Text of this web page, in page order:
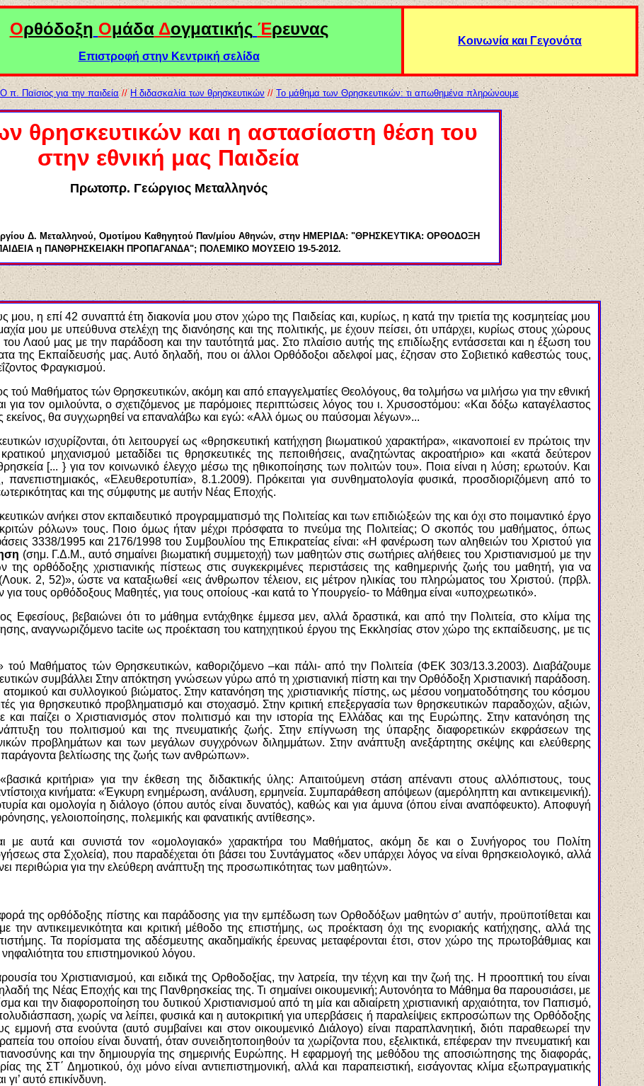
Ορθόδοξη ΟμάδαΔογματικής Έρευνας
Επιστροφή στην Κεντρική σελίδα
Κοινωνία και Γεγονότα
Ο π. Παϊσιος για την παιδεία // Η διδασκαλία των θρησκευτικών // Το μάθημα των Θρησκευτικών: τι απωθημένα πληρώνουμε
θρησκευτικών και η αστασίαστη θέση του
στην εθνική μας Παιδεία
Πρωτοπρ. Γεώργιος Μεταλληνός
Δ. Μεταλληνού, Ομοτίμου Καθηγητού Παν/μίου Αθηνών, στην ΗΜΕΡΙΔΑ: "ΘΡΗΣΚΕΥΤΙΚΑ: ΟΡΘΟΔΟΞΗ
η ΠΑΝΘΡΗΣΚΕΙΑΚΗ ΠΡΟΠΑΓΑΝΔΑ"; ΠΟΛΕΜΙΚΟ ΜΟΥΣΕΙΟ 19-5-2012.
η επί 42 συναπτά έτη διακονία μου στον χώρο της Παιδείας και, κυρίως, η κατά την τριετία της κοσμητείας μου
μου με υπεύθυνα στελέχη της διανόησης και της πολιτικής, με έχουν πείσει, ότι υπάρχει, κυρίως στους χώρους
Λαού μας με την παράδοση και την ταυτότητά μας. Στο πλαίσιο αυτής της επιδίωξης εντάσσεται και η έξωση του
της Εκπαίδευσής μας. Αυτό δηλαδή, που οι άλλοι Ορθόδοξοι αδελφοί μας, έζησαν στο Σοβιετικό καθεστώς τους,
Φραγκισμού.
τού Μαθήματος τών Θρησκευτικών, ακόμη και από επαγγελματίες Θεολόγους, θα τολμήσω να μιλήσω για την εθνική
για τον ομιλούντα, ο σχετιζόμενος με παρόμοιες περιπτώσεις λόγος του ι. Χρυσοστόμου: «Και δόξω καταγέλαστος
εκείνος, θα συγχωρηθεί να επαναλάβω και εγώ: «Αλλ όμως ου παύσομαι λέγων»...
ισχυρίζονται, ότι λειτουργεί ως «θρησκευτική κατήχηση βιωματικού χαρακτήρα», «ικανοποιεί εν πρώτοις την
μηχανισμού μεταδίδει τις θρησκευτικές της πεποιθήσεις, αναζητώντας ακροατήριο» και «κατά δεύτερον
[... } για τον κοινωνικό έλεγχο μέσω της ηθικοποίησης των πολιτών του». Ποια είναι η λύση; ερωτούν. Και
«Ελευθεροτυπία», 8.1.2009). Πρόκειται για συνθηματολογία φυσικά, προσδιοριζόμενη από το
και της σύμφυτης με αυτήν Νέας Εποχής.
ανήκει στον εκπαιδευτικό προγραμματισμό της Πολιτείας και των επιδιώξεών της και όχι στο ποιμαντικό έργο
ρόλων» τους. Ποιο όμως ήταν μέχρι πρόσφατα το πνεύμα της Πολιτείας; Ο σκοπός του μαθήματος, όπως
3338/1995 και 2176/1998 του Συμβουλίου της Επικρατείας είναι: «Η φανέρωση των αληθειών του Χριστού για
(σημ. Γ.Δ.Μ., αυτό σημαίνει βιωματική συμμετοχή) των μαθητών στις σωτήριες αλήθειες του Χριστιανισμού με την
ορθόδοξης χριστιανικής πίστεως στις συγκεκριμένες περιστάσεις της καθημερινής ζωής του μαθητή, για να
(Λουκ. 2, 52)», ώστε να καταξιωθεί «εις άνθρωπον τέλειον, εις μέτρον ηλικίας του πληρώματος του Χριστού. (πρβλ.
τους ορθόδοξους Μαθητές, για τους οποίους -και κατά το Υπουργείο- το Μάθημα είναι «υποχρεωτικό».
βεβαιώνει ότι το μάθημα εντάχθηκε έμμεσα μεν, αλλά δραστικά, και από την Πολιτεία, στο κλίμα της
αναγνωριζόμενο tacite ως προέκταση του κατηχητικού έργου της Εκκλησίας στον χώρο της εκπαίδευσης, με τις
Μαθήματος τών Θρησκευτικών, καθοριζόμενο –και πάλι- από την Πολιτεία (ΦΕΚ 303/13.3.2003). Διαβάζουμε
συμβάλλει Στην απόκτηση γνώσεων γύρω από τη χριστιανική πίστη και την Ορθόδοξη Χριστιανική παράδοση.
και συλλογικού βιώματος. Στην κατανόηση της χριστιανικής πίστης, ως μέσου νοηματοδότησης του κόσμου
για θρησκευτικό προβληματισμό και στοχασμό. Στην κριτική επεξεργασία των θρησκευτικών παραδοχών, αξιών,
παίζει ο Χριστιανισμός στον πολιτισμό και την ιστορία της Ελλάδας και της Ευρώπης. Στην κατανόηση της
του πολιτισμού και της πνευματικής ζωής. Στην επίγνωση της ύπαρξης διαφορετικών εκφράσεων της
προβλημάτων και των μεγάλων συγχρόνων διλημμάτων. Στην ανάπτυξη ανεξάρτητης σκέψης και ελεύθερης
παράγοντα βελτίωσης της ζωής των ανθρώπων».
κριτήρια» για την έκθεση της διδακτικής ύλης: Απαιτούμενη στάση απέναντι στους αλλόπιστους, τους
κινήματα: «Έγκυρη ενημέρωση, ανάλυση, ερμηνεία. Συμπαράθεση απόψεων (αμερόληπτη και αντικειμενική).
και ομολογία η διάλογο (όπου αυτός είναι δυνατός), καθώς και για άμυνα (όπου είναι αναπόφευκτο). Αποφυγή
γελοιοποίησης, πολεμικής και φανατικής αντίθεσης».
με αυτά και συνιστά τον «ομολογιακό» χαρακτήρα του Μαθήματος, ακόμη δε και ο Συνήγορος του Πολίτη
στα Σχολεία), που παραδέχεται ότι βάσει του Συντάγματος «δεν υπάρχει λόγος να είναι θρησκειολογικό, αλλά
περιθώρια για την ελεύθερη ανάπτυξη της προσωπικότητας των μαθητών».
της ορθόδοξης πίστης και παράδοσης για την εμπέδωση των Ορθοδόξων μαθητών σ’ αυτήν, προϋποτίθεται και
την αντικειμενικότητα και κριτική μέθοδο της επιστήμης, ως προέκταση όχι της ενοριακής κατήχησης, αλλά της
Τα πορίσματα της αδέσμευτης ακαδημαϊκής έρευνας μεταφέρονται έτσι, στον χώρο της πρωτοβάθμιας και
του επιστημονικού λόγου.
του Χριστιανισμού, και ειδικά της Ορθοδοξίας, την λατρεία, την τέχνη και την ζωή της. Η προοπτική του είναι
της Νέας Εποχής και της Πανθρησκείας της. Τι σημαίνει οικουμενική; Αυτονόητα το Μάθημα θα παρουσιάσει, με
και την διαφοροποίηση του δυτικού Χριστιανισμού από τη μία και αδιαίρετη χριστιανική αρχαιότητα, τον Παπισμό,
χωρίς να λείπει, φυσικά και η αυτοκριτική για υπερβάσεις ή παραλείψεις εκπροσώπων της Ορθόδοξης
στα ενούντα (αυτό συμβαίνει και στον οικουμενικό Διάλογο) είναι παραπλανητική, διότι παραθεωρεί την
του οποίου είναι δυνατή, όταν συνειδητοποιηθούν τα χωρίζοντα που, εξελικτικά, επέφεραν την πνευματική και
και την δημιουργία της σημερινής Ευρώπης. Η εφαρμογή της μεθόδου της αποσιώπησης της διαφοράς,
της ΣΤ΄ Δημοτικού, όχι μόνο είναι αντιεπιστημονική, αλλά και παραπειστική, εισάγοντας κλίμα εξωπραγματικής
αυτό επικίνδυνη.